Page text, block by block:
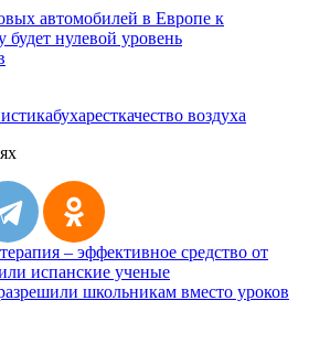
автомобилей в Европе к
будет нулевой уровень
бухаресткачество воздуха
– эффективное средство от
испанские ученые
школьникам вместо уроков